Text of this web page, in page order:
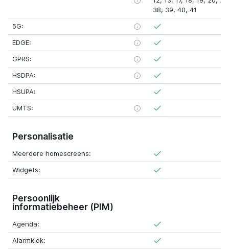
38, 39, 40, 41
5G:
EDGE:
GPRS:
HSDPA:
HSUPA:
UMTS:
Personalisatie
Meerdere homescreens:
Widgets:
Persoonlijk
informatiebeheer (PIM)
Agenda:
Alarmklok: